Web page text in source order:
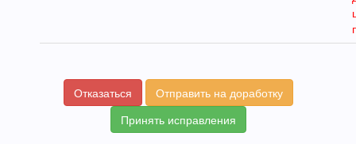
Отказаться
Отправить на доработку
Принять исправления